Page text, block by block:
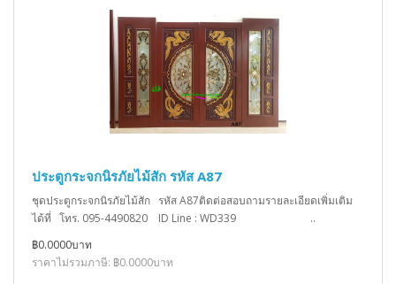
ประตูกระจกนิรภัยไม้สัก รหัส A87
ชุดประตูกระจกนิรภัยไม้สัก รหัส A87ติดต่อสอบถามรายละเอียดเพิ่มเติม
ได้ที่ โทร. 095-4490820 ID Line : WD339 ..
฿0.0000บาท
ราคาไม่รวมภาษี: ฿0.0000บาท